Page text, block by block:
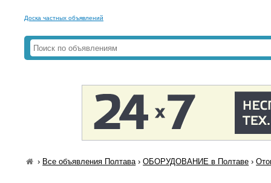
Доска частных объявлений
› Все объявления Полтава›ОБОРУДОВАНИЕ в Полтаве ›